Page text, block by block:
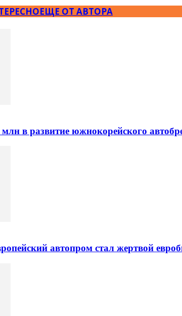
ЕЩЕ ОТ АВТОРА
млн в развитие южнокорейского
автопром стал жертвой